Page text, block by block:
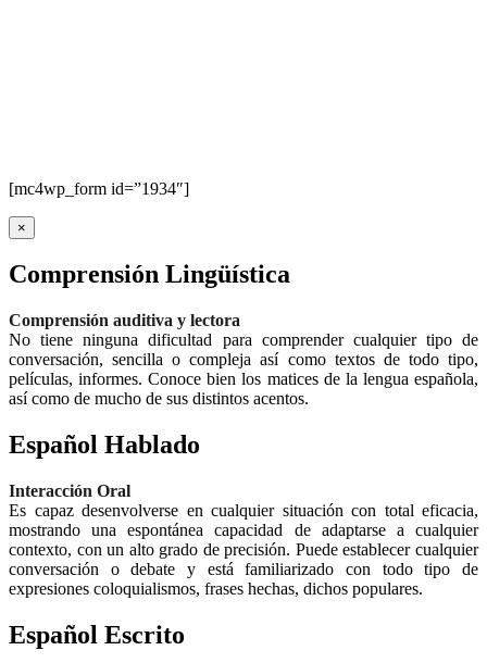
[mc4wp_form id=”1934″]
×
Comprensión Lingüística
Comprensión auditiva y lectora
No tiene ninguna dificultad para comprender cualquier tipo de
conversación, sencilla o compleja así como textos de todo tipo,
películas, informes. Conoce bien los matices de la lengua española,
así como de mucho de sus distintos acentos.
Español Hablado
Interacción Oral
Es capaz desenvolverse en cualquier situación con total eficacia,
mostrando una espontánea capacidad de adaptarse a cualquier
contexto, con un alto grado de precisión. Puede establecer cualquier
conversación o debate y está familiarizado con todo tipo de
expresiones coloquialismos, frases hechas, dichos populares.
Español Escrito